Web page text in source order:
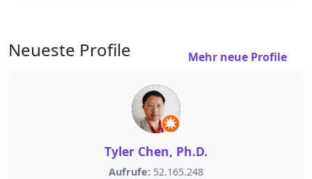
Neueste Profile Mehr neue Profile
Tyler Chen, Ph.D.
Aufrufe: 52.165.248